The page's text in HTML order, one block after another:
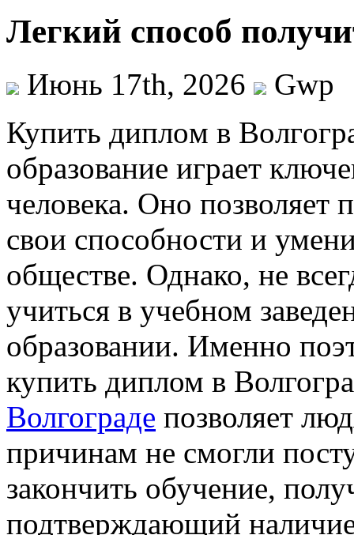
Легкий способ
Июнь 17th, 2026
Gwp
Купить диплoм в
образование играет
человека. Оно позволяет
свои способности и
обществе. Однако, не
учиться в учебном
образовании. Именно
купить диплом в
Волгограде позволяет
причинам не смогли
закончить обучение,
подтверждающий